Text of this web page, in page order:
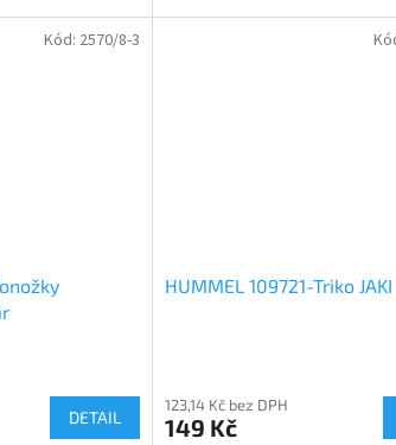
DETAIL
Kód: 2570/8-3
HUMMEL 109721-Triko JAKI
123,14 Kč bez DPH
149 Kč